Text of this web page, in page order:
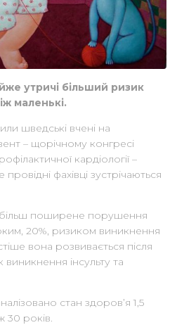
утричі більший ризик
маленькі.
шведські вчені на
– щорічному конгресі
кардіології –
фахівці зустрічаються
поширене порушення
20%, ризиком виникнення
вона розвивається після
виникнення інсульту та
стан здоров’я 1,5
30 років.